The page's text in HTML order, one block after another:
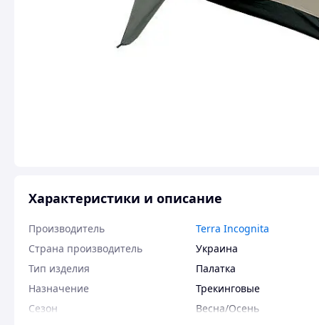
Характеристики и описание
Производитель
Terra Incognita
Страна производитель
Украина
Тип изделия
Палатка
Назначение
Трекинговые
Сезон
Весна/Осень